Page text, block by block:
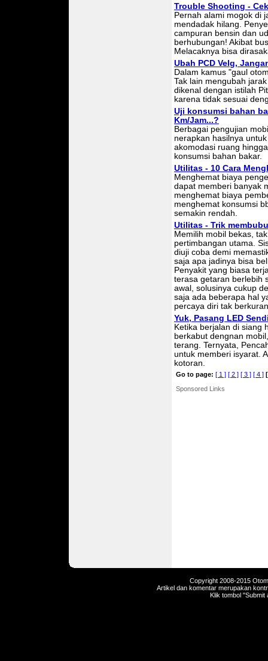
Trouble Shooting -
Pernah alami mogok di
mendadak hilang.
campuran bensin dan
berhubungan! Akibat
Melacaknya bisa
Ubah PCD Velg,
Dalam kamus "gaul
Tak lain mengubah
dikenal dengan istilah
karena tidak sesuai
Uji konsumsi bahan
Km/Jam...?
Berbagai pengujian
nerapkan hasilnya
akomodasi ruang
kon­­­sumsi bahan bakar.
Utilitas - 10 Cara
Menghemat biaya
dapat memberi banyak
menghemat biaya
menghemat konsumsi
semakin rendah.
Utilitas - Trik
Memilih mobil bekas,
pertimbangan utama.
diuji coba demi
saja apa jadinya bisa
Penyakit yang biasa
terasa getaran berlebih
awal, solusinya cukup
saja ada beberapa hal
percaya diri tak
Yuk, Pasang LED
Ketika berjalan di siang
berkabut dengnan
terang. Ternyata,
untuk memberi isyarat.
kotoran.
Go to page: [ 1 ] [ 2 ] [ 3 ] [ 4 ]
Sponsored Links
Copyright 2008-2015
Artikel dan komentar merupakan
Klik tombol